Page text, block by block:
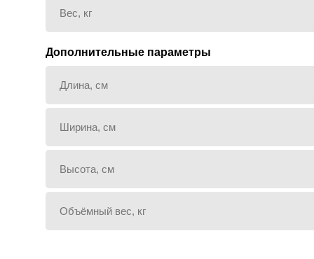
Дополнительные параметры